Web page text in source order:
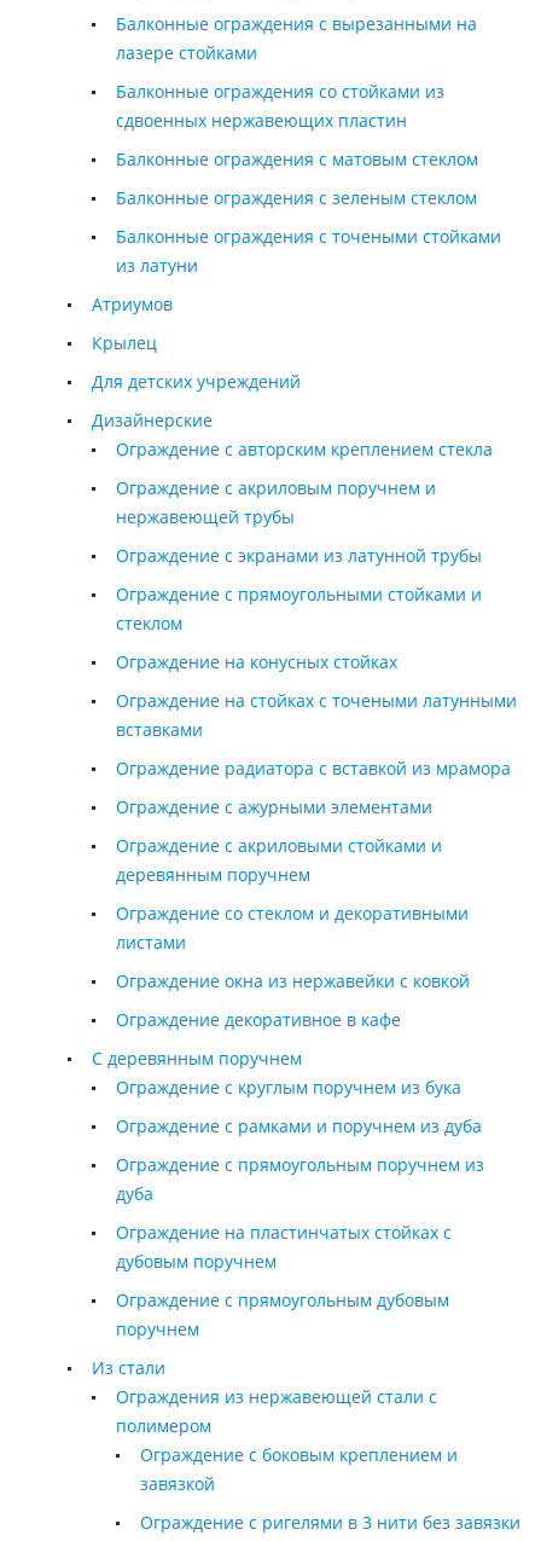
Балконные ограждения с вырезанными на
лазере стойками
Балконные ограждения со стойками из
сдвоенных нержавеющих пластин
Балконные ограждения с матовым стеклом
Балконные ограждения с зеленым стеклом
Балконные ограждения с точеными стойками
из латуни
Атриумов
Крылец
Для детских учреждений
Дизайнерские
Ограждение с авторским креплением стекла
Ограждение с акриловым поручнем и
нержавеющей трубы
Ограждение с экранами из латунной трубы
Ограждение с прямоугольными стойками и
стеклом
Ограждение на конусных стойках
Ограждение на стойках с точеными латунными
вставками
Ограждение радиатора с вставкой из мрамора
Ограждение с ажурными элементами
Ограждение с акриловыми стойками и
деревянным поручнем
Ограждение со стеклом и декоративными
листами
Ограждение окна из нержавейки с ковкой
Ограждение декоративное в кафе
С деревянным поручнем
Ограждение с круглым поручнем из бука
Ограждение с рамками и поручнем из дуба
Ограждение с прямоугольным поручнем из
дуба
Ограждение на пластинчатых стойках с
дубовым поручнем
Ограждение с прямоугольным дубовым
поручнем
Из стали
Ограждения из нержавеющей стали с
полимером
Ограждение с боковым креплением и
завязкой
Ограждение с ригелями в 3 нити без завязки